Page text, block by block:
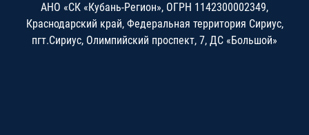
АНО «СК «Кубань-Регион», ОГРН 1142300002349,
Краснодарский край, Федеральная территория Сириус,
пгт.Сириус, Олимпийский проспект, 7, ДС «Большой»